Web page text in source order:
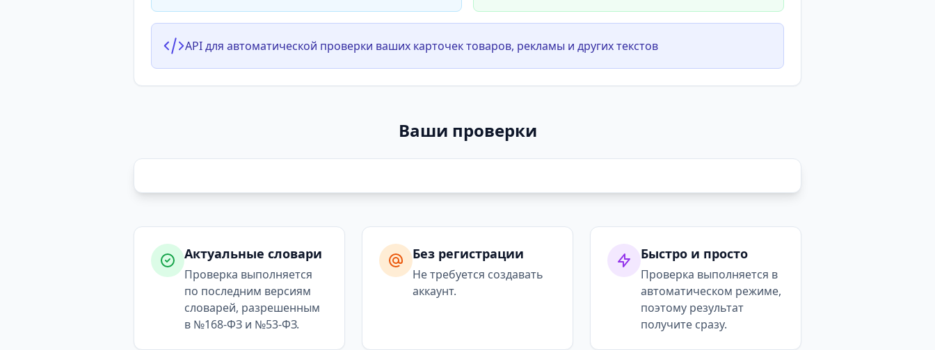
API для автоматической проверки ваших карточек товаров, рекламы и других текстов
Ваши проверки
Актуальные словари
Проверка выполняется
по последним версиям
словарей, разрешенным
в №168-ФЗ и №53-ФЗ.
Без регистрации
Не требуется создавать
аккаунт.
Быстро и просто
Проверка выполняется в
автоматическом режиме,
поэтому результат
получите сразу.